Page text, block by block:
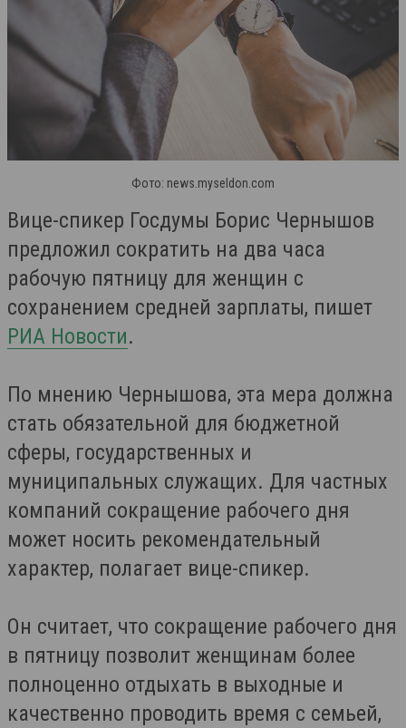
Фото: news.myseldon.com
Вице-спикер Госдумы Борис Чернышов
предложил сократить на два часа
рабочую пятницу для женщин с
сохранением средней зарплаты, пишет
РИА Новости.
По мнению Чернышова, эта мера должна
стать обязательной для бюджетной
сферы, государственных и
муниципальных служащих. Для частных
компаний сокращение рабочего дня
может носить рекомендательный
характер, полагает вице-спикер.
Он считает, что сокращение рабочего дня
в пятницу позволит женщинам более
полноценно отдыхать в выходные и
качественно проводить время с семьей,